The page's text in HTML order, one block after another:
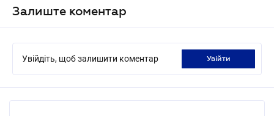
Залиште коментар
Увійдіть, щоб залишити коментар увійти